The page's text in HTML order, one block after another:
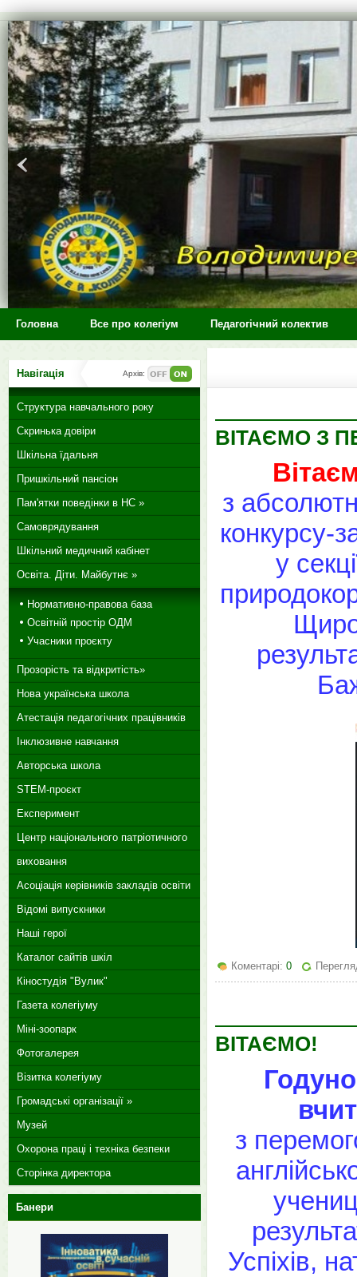
>
Головна Все про колегіум Педагогічний колектив
ВІТАЄМО З
з
конкурсу-
у
Щиро
Коментарі: 0
ВІТАЄМО!
з
Успіхів,
Навігація Архів:
Структура навчального року
Скринька довіри
Шкільна їдальня
Пришкільний пансіон
Пам'ятки поведінки в НС »
Самоврядування
Шкільний медичний кабінет
Освіта. Діти. Майбутнє »
Нормативно-правова база
Освітній простір ОДМ
Учасники проєкту
Прозорість та відкритість»
Нова українська школа
Атестація педагогічних працівників
Інклюзивне навчання
Авторська школа
STEM-проєкт
Експеримент
Центр національного патріотичного
виховання
Асоціація керівників закладів освіти
Відомі випускники
Наші герої
Каталог сайтів шкіл
Кіностудія "Вулик"
Газета колегіуму
Міні-зоопарк
Фотогалерея
Візитка колегіуму
Громадські організації »
Музей
Охорона праці і техніка безпеки
Сторінка директора
Банери